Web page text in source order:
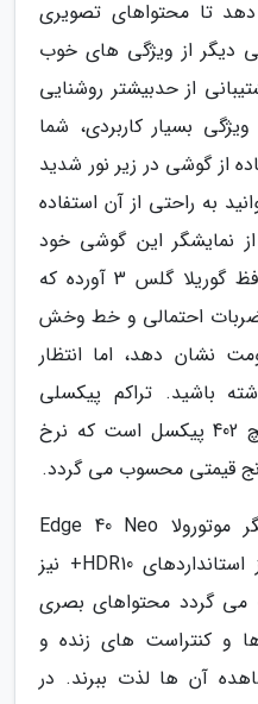
تا محتواهای تصویری
دیگر از ویژگی های خوب
از حدبیشتر روشنایی
ویژگی بسیار کاربردی، شما
از گوشی در زیر نور شدید
به راحتی از آن استفاده
نمایشگر این گوشی خود
روی به استفاده از شیشه محافظ گوریلا گلس 3 آورده که
ضربات احتمالی و خط وخش
نشان دهد، اما انتظار
باشید. تراکم پیکسلی
نمایشگر این گوشی در هر اینچ 402 پیکسل است که نرخ
قیمتی محسوب می گردد.
این تمام ویژگی های نمایشگر موتورولا Edge 40 Neo
نیست. این نمایشگر بعلاوه از استانداردهای HDR10+ نیز
می گردد محتواهای بصری
و کنتراست های زنده و
آن ها لذت ببرند. در